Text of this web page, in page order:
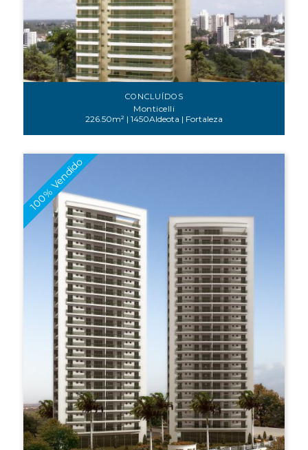
CONCLUÍDOS
Monticelli
226.50m² | 1450Aldeota | Fortaleza
100% Vendido